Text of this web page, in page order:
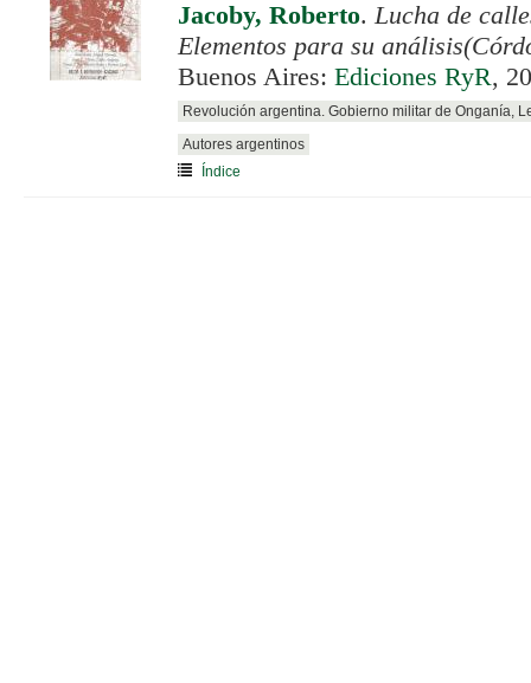
Jacoby, Roberto.Lucha de
Elementos para su
Buenos Aires: Ediciones RyR,
Revolución argentina. Gobierno militar de Onganía,
Autores argentinos
Índice